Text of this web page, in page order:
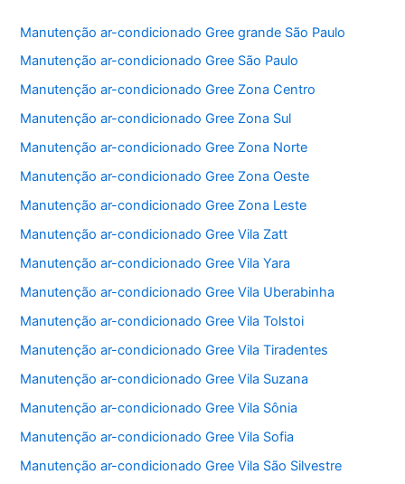
Manutenção ar-condicionado Gree grande São Paulo
Manutenção ar-condicionado Gree São Paulo
Manutenção ar-condicionado Gree Zona Centro
Manutenção ar-condicionado Gree Zona Sul
Manutenção ar-condicionado Gree Zona Norte
Manutenção ar-condicionado Gree Zona Oeste
Manutenção ar-condicionado Gree Zona Leste
Manutenção ar-condicionado Gree Vila Zatt
Manutenção ar-condicionado Gree Vila Yara
Manutenção ar-condicionado Gree Vila Uberabinha
Manutenção ar-condicionado Gree Vila Tolstoi
Manutenção ar-condicionado Gree Vila Tiradentes
Manutenção ar-condicionado Gree Vila Suzana
Manutenção ar-condicionado Gree Vila Sônia
Manutenção ar-condicionado Gree Vila Sofia
Manutenção ar-condicionado Gree Vila São Silvestre